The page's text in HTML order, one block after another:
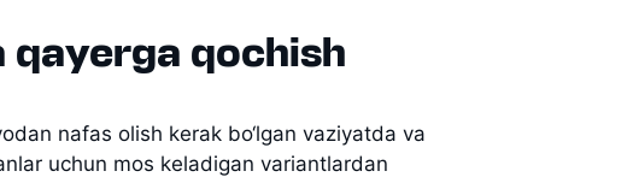
qayerga qochish
nafas olish kerak bo‘lgan vaziyatda va
uchun mos keladigan variantlardan